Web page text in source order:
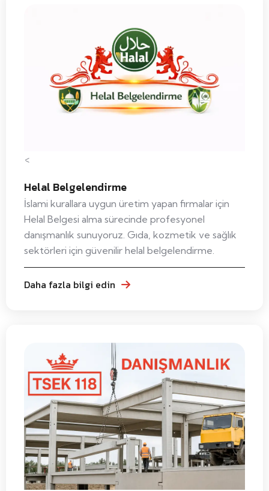
<
Helal Belgelendirme
İslami kurallara uygun üretim yapan firmalar için
Helal Belgesi alma sürecinde profesyonel
danışmanlık sunuyoruz. Gıda, kozmetik ve sağlık
sektörleri için güvenilir helal belgelendirme.
Daha fazla bilgi edin